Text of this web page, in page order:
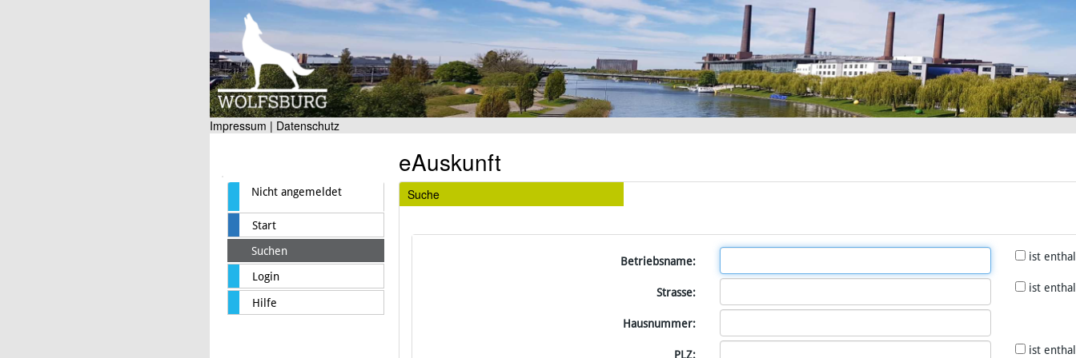
Impressum | Datenschutz
Nicht angemeldet
Start
Suchen
Login
Hilfe
eAuskunft
Suche
Betriebsname: ist
Strasse: ist
Hausnummer:
PLZ: ist